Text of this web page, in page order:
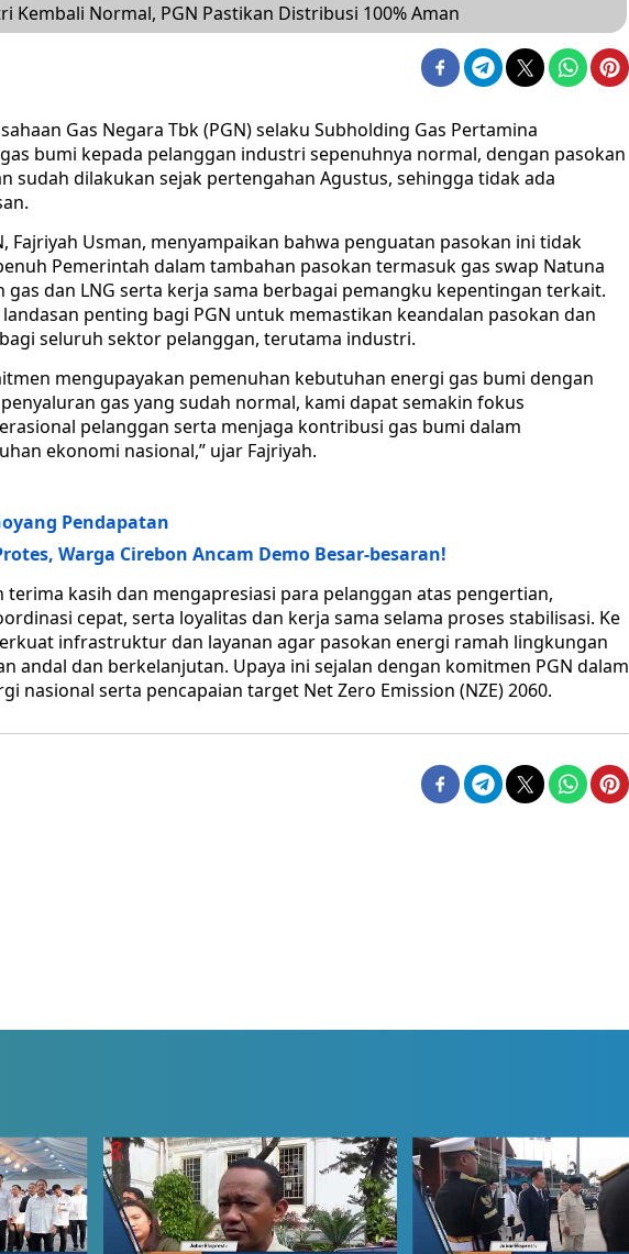
Kembali Normal, PGN Pastikan Distribusi 100% Aman
Gas Negara Tbk (PGN) selaku Subholding Gas Pertamina
bumi kepada pelanggan industri sepenuhnya normal, dengan pasokan
sudah dilakukan sejak pertengahan Agustus, sehingga tidak ada
Fajriyah Usman, menyampaikan bahwa penguatan pasokan ini tidak
Pemerintah dalam tambahan pasokan termasuk gas swap Natuna
gas dan LNG serta kerja sama berbagai pemangku kepentingan terkait.
penting bagi PGN untuk memastikan keandalan pasokan dan
seluruh sektor pelanggan, terutama industri.
mengupayakan pemenuhan kebutuhan energi gas bumi dengan
gas yang sudah normal, kami dapat semakin fokus
pelanggan serta menjaga kontribusi gas bumi dalam
ekonomi nasional,” ujar Fajriyah.
Pendapatan
Warga Cirebon Ancam Demo Besar-besaran!
terima kasih dan mengapresiasi para pelanggan atas pengertian,
cepat, serta loyalitas dan kerja sama selama proses stabilisasi. Ke
infrastruktur dan layanan agar pasokan energi ramah lingkungan
andal dan berkelanjutan. Upaya ini sejalan dengan komitmen PGN dalam
nasional serta pencapaian target Net Zero Emission (NZE) 2060.